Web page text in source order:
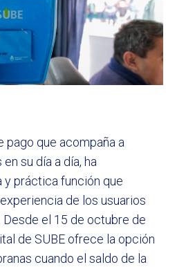
pago que acompaña a
su día a día, ha
y práctica función que
de los usuarios
el 15 de octubre de
de SUBE ofrece la opción
cuando el saldo de la